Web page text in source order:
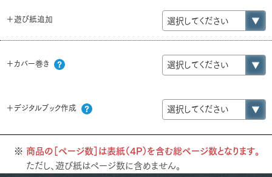
＋遊び紙追加
＋カバー巻き
＋デジタルブック作成
商品の［ページ数］は表紙（4P）を含む総ページ数となります。
ただし、遊び紙はページ数に含めません。